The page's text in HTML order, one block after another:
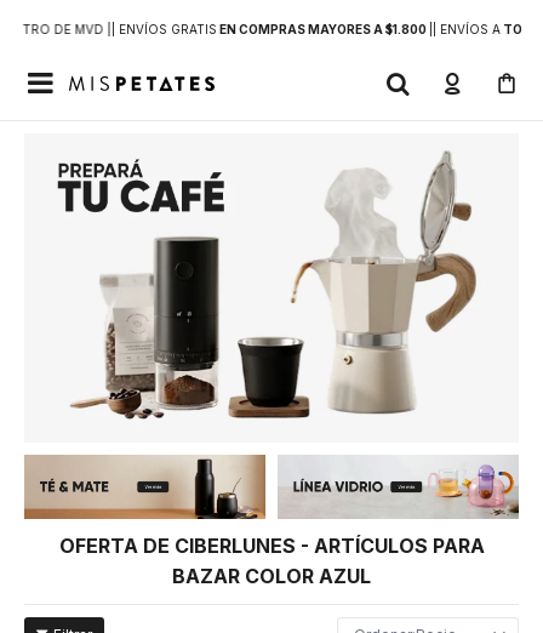
DE MVD | | ENVÍOS GRATIS EN COMPRAS MAYORES A $1.800 | ENVÍOS ATODO

OFERTA DE CIBERLUNES - ARTÍCULOS PARA
BAZAR COLOR AZUL